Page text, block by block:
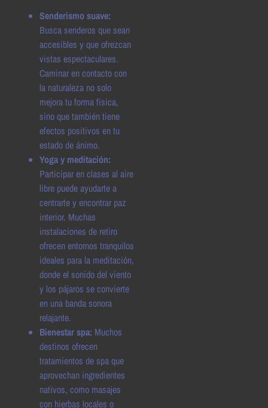
Senderismo suave:
Busca senderos que sean
accesibles y que ofrezcan
vistas espectaculares.
Caminar en contacto con
la naturaleza no solo
mejora tu forma física,
sino que también tiene
efectos positivos en tu
estado de ánimo.
Yoga y meditación:
Participar en clases al aire
libre puede ayudarte a
centrarte y encontrar paz
interior. Muchas
instalaciones de retiro
ofrecen entornos tranquilos
ideales para la meditación,
donde el sonido del viento
y los pájaros se convierte
en una banda sonora
relajante.
Bienestar spa: Muchos
destinos ofrecen
tratamientos de spa que
aprovechan ingredientes
nativos, como masajes
con hierbas locales o